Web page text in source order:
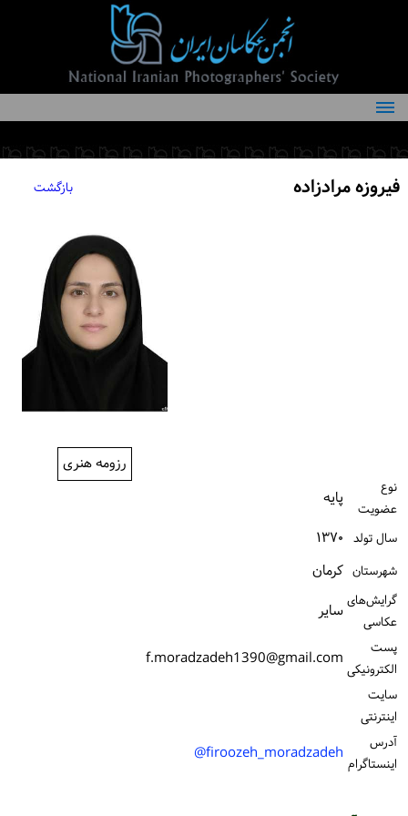
درباره انجمن
کمیته‌های انجمن
فیروزه مرادزاده بازگشت
رزومه هنری
نوع
عضویت
پایه
سال تولد ۱۳۷۰
شهرستان كرمان
گرایش‌های
عکاسی
سایر
پست
الكترونیكی f.moradzadeh1390@gmail.com
سایت
اینترنتی
آدرس
اینستاگرام firoozeh_moradzadeh@